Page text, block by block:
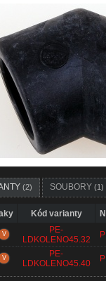
(2) SOUBORY (1)
Kód varianty
V
PE-
LDKOLENO45.32
V
PE-
LDKOLENO45.40